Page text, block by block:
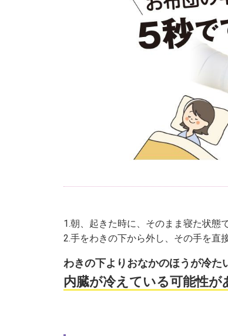
1.朝、起きた時に、そのまま寝た状態
2.手をわきの下から外し、その手を直
わきの下よりおなかのほうが冷た
内臓が冷えている可能性が